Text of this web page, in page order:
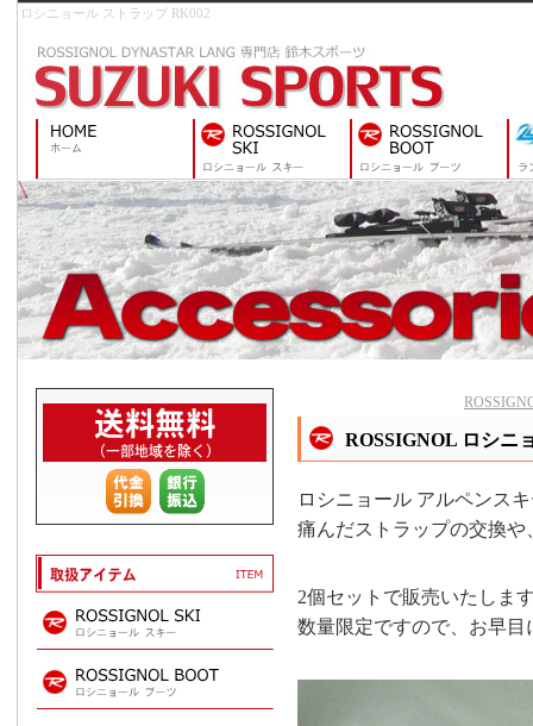
ロシニョール ストラップ RK002
ROSSIGNOL ロシニ
ロシニョール アルペンス
痛んだストラップの交換
2個セットで販売いたしま
数量限定ですので、お早